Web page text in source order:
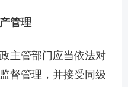
管理
管部门应当依法对
督管理，并接受同级